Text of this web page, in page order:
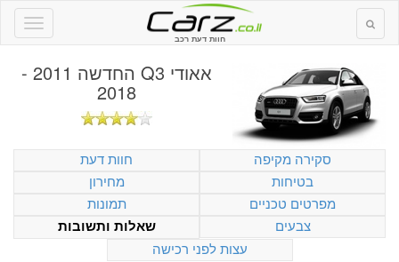
חוות דעת רכב
אאודי Q3 החדשה 2011 -
2018
סקירה מקיפה
חוות דעת
בטיחות
מחירון
מפרטים טכניים
תמונות
צבעים
שאלות ותשובות
עצות לפני רכישה